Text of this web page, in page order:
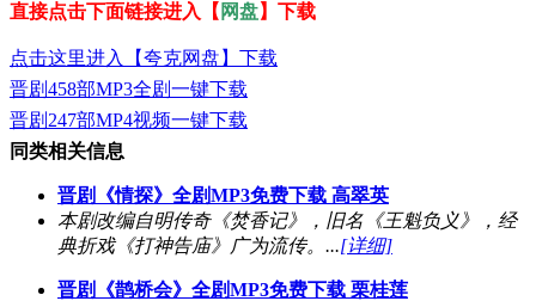
直接点击下面链接进入【 网盘】下载
点击这里进入【夸克网盘】下载
晋剧458部MP3全剧一键下载
晋剧247部MP4视频一键下载
同类相关信息
晋剧《情探》全剧MP3免费下载 高翠英
本剧改编自明传奇《焚香记》，旧名《王魁负义》，经
典折戏《打神告庙》广为流传。...[详细]
晋剧《鹊桥会》全剧MP3免费下载 栗桂莲